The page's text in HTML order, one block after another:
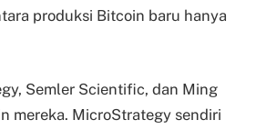
produksi Bitcoin baru hanya
Semler Scientific, dan Ming
mereka. MicroStrategy sendiri